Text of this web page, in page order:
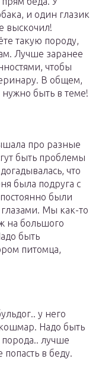
и один глазик
выскочил!
такую породу,
Лучше заранее
чтобы
В общем,
нужно быть в теме!
про разные
быть проблемы
что
была подруга с
были
Мы как-то
на большого
быть
питомца,
у него
Надо быть
лучше
попасть в беду.